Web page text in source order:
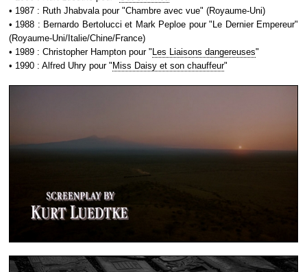
• 1987 : Ruth Jhabvala pour "Chambre avec vue" (Royaume-Uni)
• 1988 : Bernardo Bertolucci et Mark Peploe pour "Le Dernier Empereur"
(Royaume-Uni/Italie/Chine/France)
• 1989 : Christopher Hampton pour " Les Liaisons dangereuses"
• 1990 : Alfred Uhry pour " Miss Daisy et son chauffeur"